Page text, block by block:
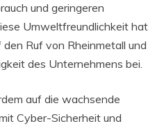
und geringeren
Umweltfreundlichkeit hat
Ruf von Rheinmetall und
des Unternehmens bei.
auf die wachsende
Cyber-Sicherheit und